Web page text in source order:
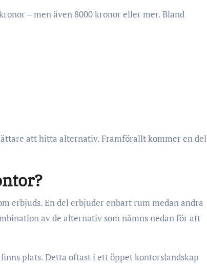
– men även 8000 kronor eller mer. Bland
att hitta alternativ. Framförallt kommer en del
erbjuds. En del erbjuder enbart rum medan andra
av de alternativ som nämns nedan för att
plats. Detta oftast i ett öppet kontorslandskap